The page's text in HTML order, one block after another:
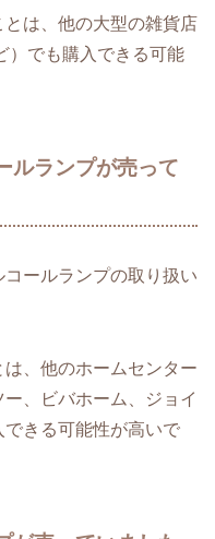
は、他の大型の雑貨店
）でも購入できる可能
ルランプが売って
ールランプの取り扱い
、他のホームセンター
ー、ビバホーム、ジョイ
きる可能性が高いで